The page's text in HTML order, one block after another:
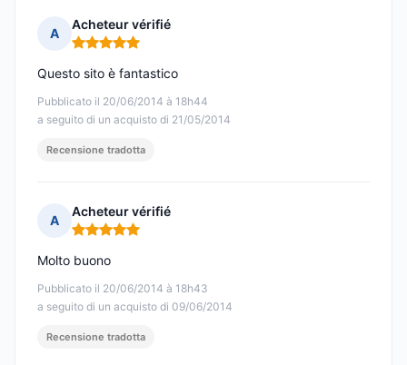
A
Acheteur vérifié
Nota: 5 su 5
Pubblicato il 20/06/2014 à 18h44
a seguito di un acquisto di 21/05/2014
Questo sito è fantastico
Recensione tradotta
A
Acheteur vérifié
Nota: 5 su 5
Pubblicato il 20/06/2014 à 18h43
a seguito di un acquisto di 09/06/2014
Molto buono
Recensione tradotta